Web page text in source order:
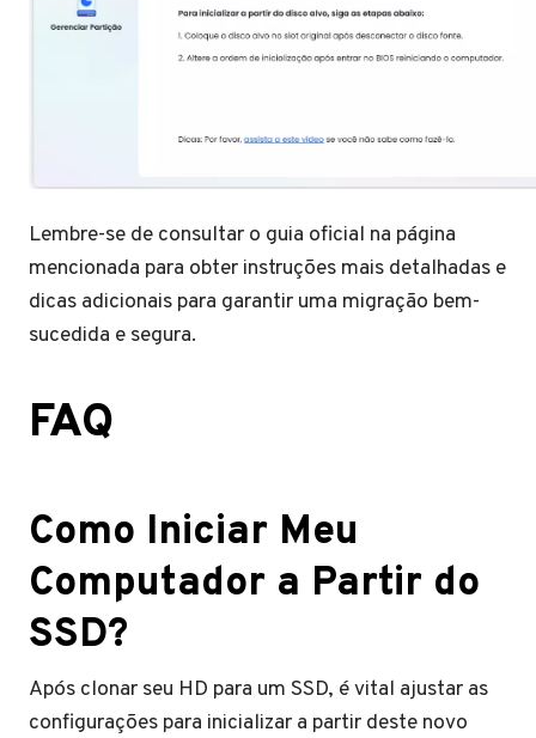
Lembre-se de consultar o guia oficial na página
mencionada para obter instruções mais detalhadas e
dicas adicionais para garantir uma migração bem-
sucedida e segura.
FAQ
Como Iniciar Meu
Computador a Partir do
SSD?
Após clonar seu HD para um SSD, é vital ajustar as
configurações para inicializar a partir deste novo